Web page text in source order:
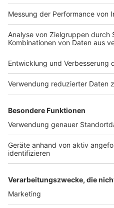
Impressum
Nutzungsbedingungen
Jobs
Presse
Werben
Archiv
ANTENNE BAYERN GROUP
Stiftung ANTENNE BAYERN
hilft
Teilnahmebedingungen
Grounding Page ANTENNE